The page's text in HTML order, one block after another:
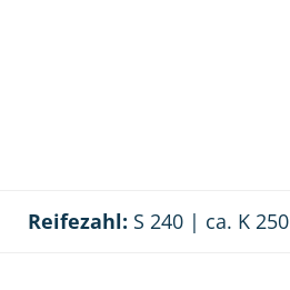
Reifezahl: S 240 | ca. K 250